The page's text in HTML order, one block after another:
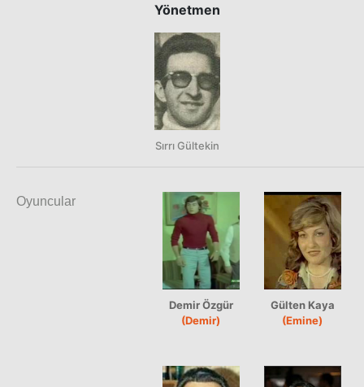
Yönetmen
Sırrı Gültekin
Oyuncular
Demir Özgür
(Demir)
Gülten Kaya
(Emine)